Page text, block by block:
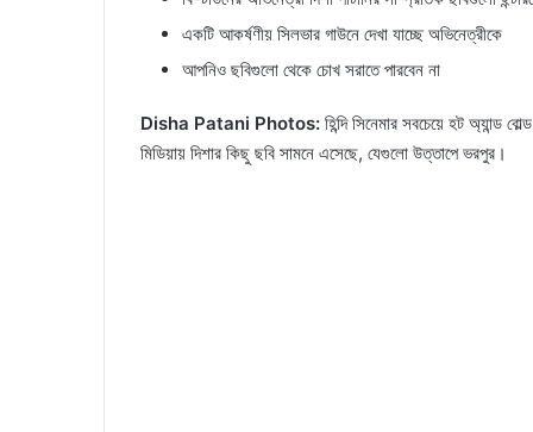
একটি আকর্ষণীয় সিলভার গাউনে দেখা যাচ্ছে অভিনেত্রীকে
আপনিও ছবিগুলো থেকে চোখ সরাতে পারবেন না
Disha Patani Photos: হিন্দি সিনেমার সবচেয়ে হট অ্যান্ড
মিডিয়ায় দিশার কিছু ছবি সামনে এসেছে, যেগুলো উত্তাপে ভরপুর।